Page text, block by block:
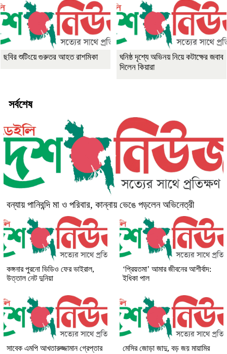
ছবির শুটিংয়ে গুরুতর আহত রাশমিকা
ঘনিষ্ঠ দৃশ্যে অভিনয় নিয়ে কটাক্ষের জবাব
দিলেন কিয়ারা
সর্বশেষ
বন্যায় পানিবন্দি মা ও পরিবার, কান্নায় ভেঙে পড়লেন অভিনেত্রী
কঙ্গনার পুরনো ভিডিও ফের ভাইরাল,
উত্তাল নেট দুনিয়া
‘প্রিয়তমা’ আমার জীবনের আশীর্বাদ:
ইধিকা পাল
সাবেক এমপি আখতারুজ্জামান গ্রেপ্তার মেসির জোড়া জাদু, বড় জয় মায়ামির